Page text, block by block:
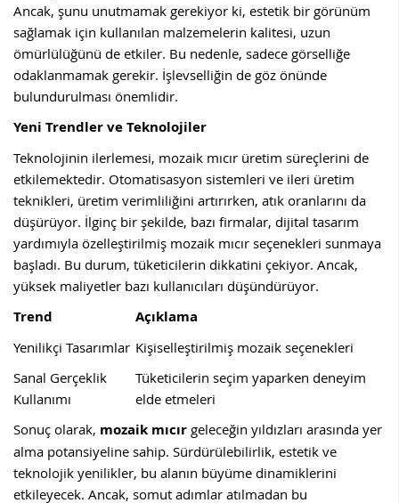
Ancak, şunu unutmamak gerekiyor ki, estetik bir görünüm
sağlamak için kullanılan malzemelerin kalitesi, uzun
ömürlülüğünü de etkiler. Bu nedenle, sadece görselliğe
odaklanmamak gerekir. İşlevselliğin de göz önünde
bulundurulması önemlidir.
Yeni Trendler ve Teknolojiler
Teknolojinin ilerlemesi, mozaik mıcır üretim süreçlerini de
etkilemektedir. Otomatisasyon sistemleri ve ileri üretim
teknikleri, üretim verimliliğini artırırken, atık oranlarını da
düşürüyor. İlginç bir şekilde, bazı firmalar, dijital tasarım
yardımıyla özelleştirilmiş mozaik mıcır seçenekleri sunmaya
başladı. Bu durum, tüketicilerin dikkatini çekiyor. Ancak,
yüksek maliyetler bazı kullanıcıları düşündürüyor.
Trend Açıklama
Yenilikçi Tasarımlar Kişiselleştirilmiş mozaik seçenekleri
Sanal Gerçeklik
Kullanımı
Tüketicilerin seçim yaparken deneyim
elde etmeleri
Sonuç olarak, mozaik mıcır geleceğin yıldızları arasında yer
alma potansiyeline sahip. Sürdürülebilirlik, estetik ve
teknolojik yenilikler, bu alanın büyüme dinamiklerini
etkileyecek. Ancak, somut adımlar atılmadan bu